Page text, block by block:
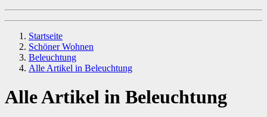
Startseite
Schöner Wohnen
Beleuchtung
Alle Artikel in Beleuchtung
Alle Artikel in Beleuchtung